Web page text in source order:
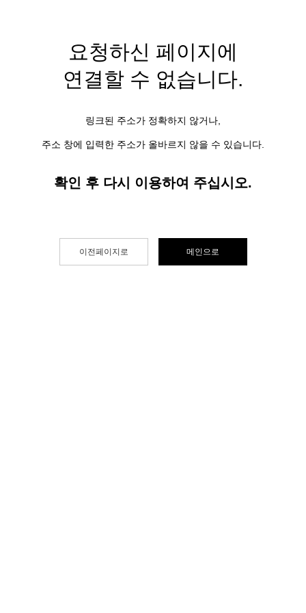
요청하신 페이지에
연결할 수 없습니다.
링크된 주소가 정확하지 않거나,
주소 창에 입력한 주소가 올바르지 않을 수 있습니다.
확인 후 다시 이용하여 주십시오.
이전페이지로 메인으로